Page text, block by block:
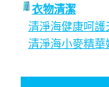
衣物清潔
清淨海健康呵
清淨海小麥精